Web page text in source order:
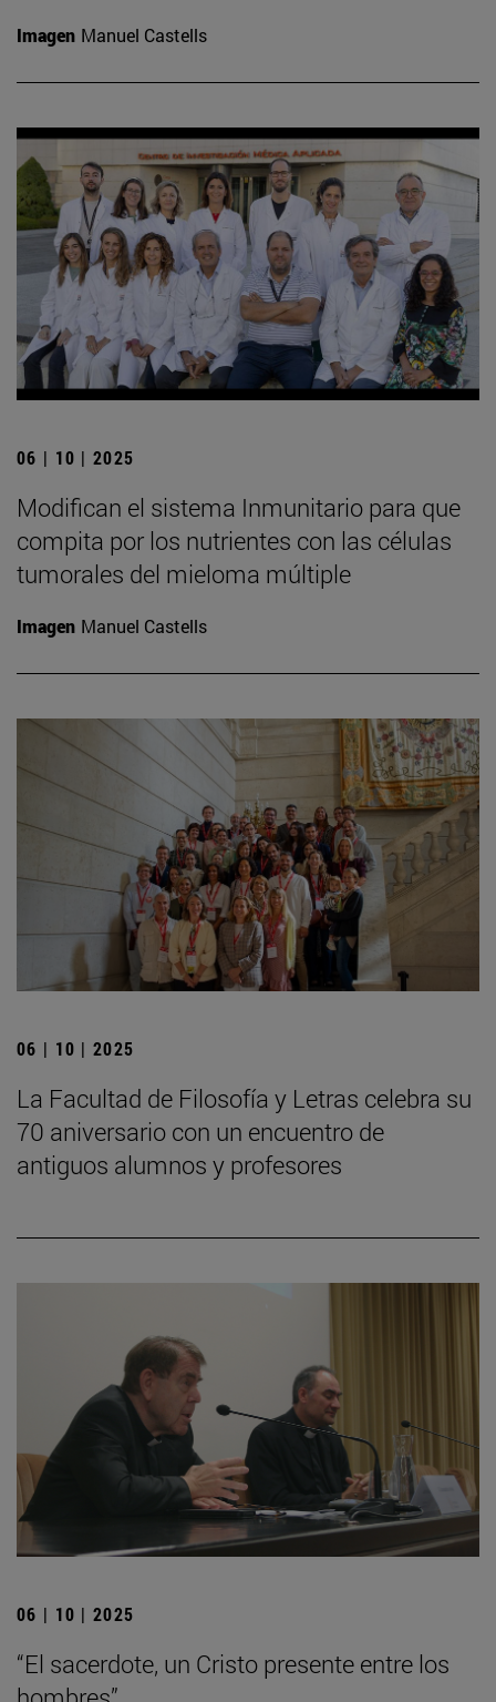
Imagen Manuel Castells
06 | 10 | 2025
Modifican el sistema Inmunitario para que
compita por los nutrientes con las células
tumorales del mieloma múltiple
Imagen Manuel Castells
06 | 10 | 2025
La Facultad de Filosofía y Letras celebra su
70 aniversario con un encuentro de
antiguos alumnos y profesores
06 | 10 | 2025
“El sacerdote, un Cristo presente entre los